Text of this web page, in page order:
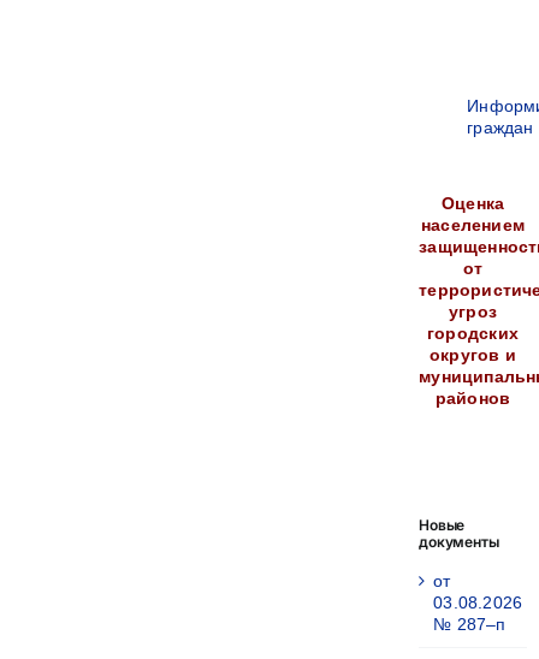
граждан
Оценка
населением
от
угроз
городских
округов и
районов
Новые
документы
от
03.08.2026
№ 287–п